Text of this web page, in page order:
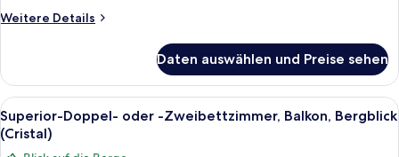
anzeigen
Weitere Details
Weitere
Doppel-
oder
-
Zweibettzimmer
(Glacier)
Daten auswählen und Preise sehen
Alle
Fotos
für
Ein Hotelzimmer mit einem großen
8
Superior-Doppel- oder -Zweibettzimmer, Balkon, Bergblick
(Cristal)